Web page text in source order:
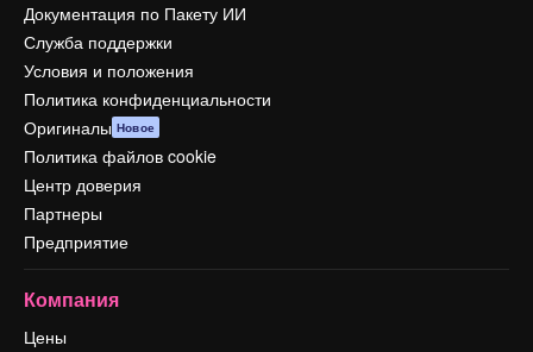
Документация по Пакету ИИ
Служба поддержки
Условия и положения
Политика конфиденциальности
Оригиналы Новое
Политика файлов cookie
Центр доверия
Партнеры
Предприятие
Компания
Цены